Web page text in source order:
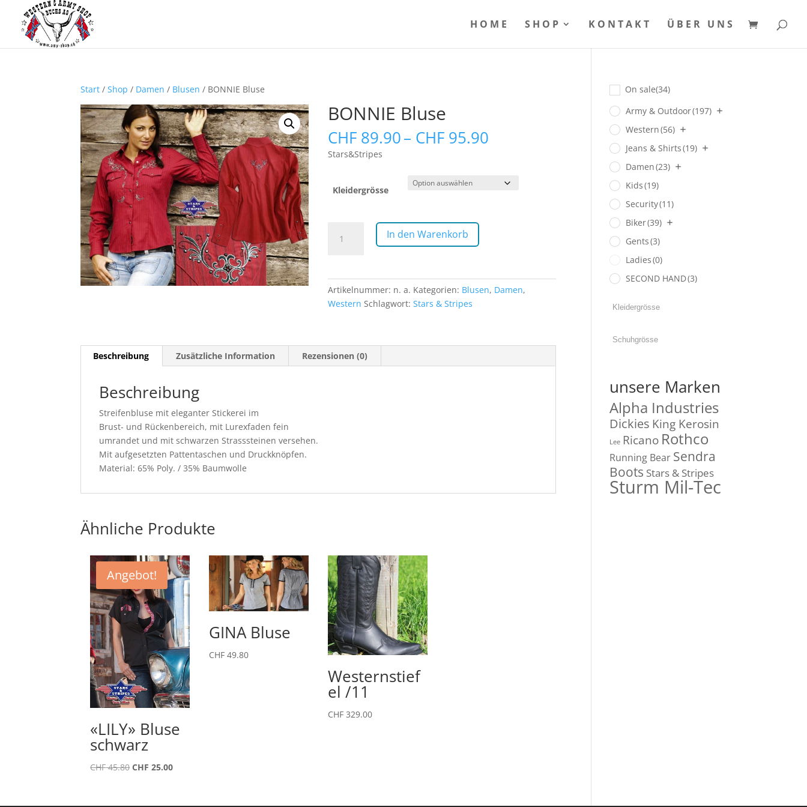
HOME SHOP KONTAKT ÜBER UNS
Start /Shop / Damen / Blusen / BONNIE Bluse
BONNIE Bluse
CHF 89.90– CHF 95.90
CHF 95.90
Stars&Stripes
Kleidergrösse
Bluse
In den Warenkorb
Artikelnummer: n. a. Kategorien: Blusen, Damen,
Western Schlagwort:Stars & Stripes
Beschreibung Zusätzliche Information Rezensionen (0)
Beschreibung
Streifenbluse mit eleganter Stickerei im
Brust- und Rückenbereich, mit Lurexfaden fein
umrandet und mit schwarzen Strasssteinen versehen.
Mit aufgesetzten Pattentaschen und Druckknöpfen.
Material: 65% Poly. / 35% Baumwolle
Ähnliche Produkte
Angebot!
«LILY» Bluse
schwarz
CHF45.80Ursprünglicher
CHF 25.00Aktueller
GINA Bluse
CHF 49.80
Westernstief
el /11
CHF 329.00
On sale(34)
Army & Outdoor(197)
Western(56)
Jeans & Shirts(19)
Damen(23)
Kids(19)
Security(11)
Biker(39)
Gents(3)
Ladies(0)
SECOND HAND(3)
unsere Marken
Alpha Industries
Dickies King Kerosin
Lee Ricano Rothco
Running Bear Sendra
Boots Stars & Stripes
Sturm Mil-Tec